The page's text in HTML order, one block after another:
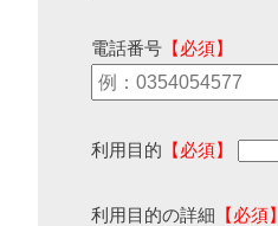
電話番号 【必須】
利用目的 【必須】
利用目的の詳細 【必須】